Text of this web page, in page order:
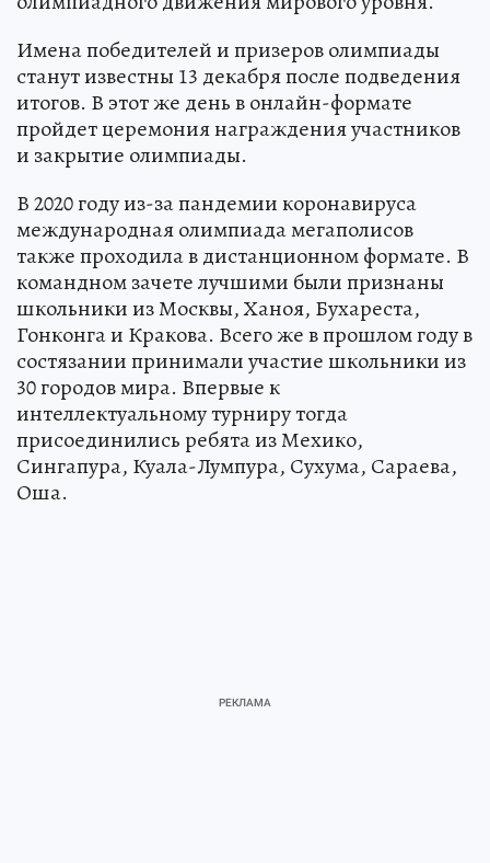
Имена победителей и призеров олимпиады
станут известны 13 декабря после подведения
итогов. В этот же день в онлайн-формате
пройдет церемония награждения участников
и закрытие олимпиады.
В 2020 году из-за пандемии коронавируса
международная олимпиада мегаполисов
также проходила в дистанционном формате. В
командном зачете лучшими были признаны
школьники из Москвы, Ханоя, Бухареста,
Гонконга и Кракова. Всего же в прошлом году в
состязании принимали участие школьники из
30 городов мира. Впервые к
интеллектуальному турниру тогда
присоединились ребята из Мехико,
Сингапура, Куала-Лумпура, Сухума, Сараева,
Оша.